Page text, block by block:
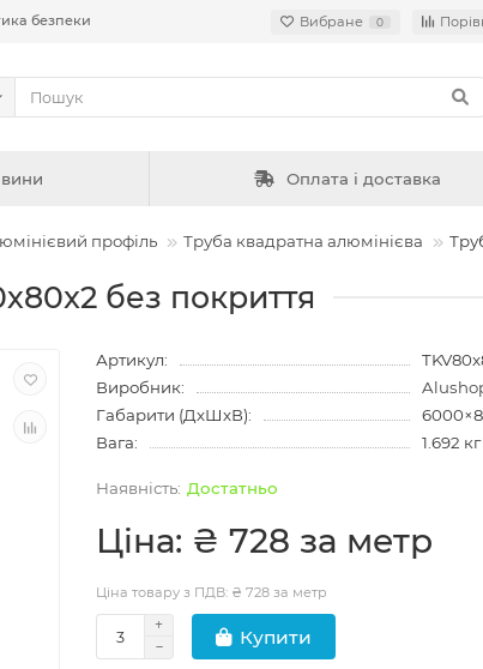
безпеки Вибране 0
Оплата і доставка
профіль Труба квадратна алюмінієва
без покриття
Артикул:
Виробник:
Габарити (ДхШхВ):
Вага:
1.692 кг
Достатньо
Цiна: ₴ 728 за метр
Ціна товару з ПДВ: ₴ 728 за метр
Купити